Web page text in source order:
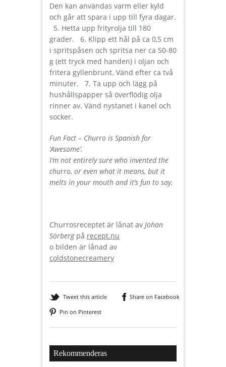
Den kan användas varm eller kyld
och går att spara i upp till fyra dagar.
5. Hetta upp frityrolja till 180
grader. 6. Klipp ett hål på ca 0,5 cm
i spritspåsen och spritsa ner ca 50-80
g (ett tryck med handen) i oljan och
fritera gyllenbrunt. Vänd efter ca två
minuter. 7. Ta upp och lägg på
hushållspapper så överflödig olja
rinner av. Vänd nystanet i kanel och
socker.
Fun Fact – Churro is Spanish for
‘Awesome’.
I’m not entirely sure who invented the
churro, or even what it means, but it
melts in your mouth and it’s fun to say.
Churrosreceptet är lånat av Johan
Sörbergpå recept.nu
o bilden är lånad av
coldstonecreamery
Tweet this article
Share on Facebook
Pin on Pinterest
Rekommenderas